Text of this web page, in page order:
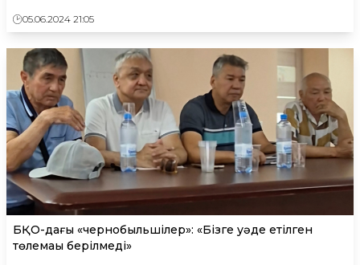
05.06.2024 21:05
БҚО-дағы «чернобыльшілер»: «Бізге уәде етілген
төлемақы берілмеді»